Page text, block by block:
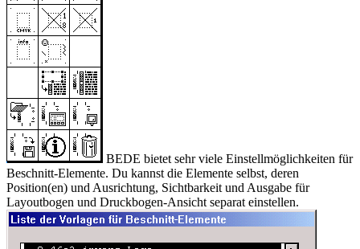
BEDE bietet sehr viele Einstellmöglichkeiten für
Beschnitt-Elemente. Du kannst die Elemente selbst, deren
Position(en) und Ausrichtung, Sichtbarkeit und Ausgabe für
Layoutbogen und Druckbogen-Ansicht separat einstellen.